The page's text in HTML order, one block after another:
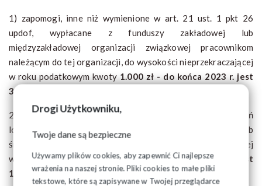
Drogi Użytkowniku,
Twoje dane są bezpieczne
Używamy plików cookies, aby zapewnić Ci najlepsze
wrażenia na naszej stronie. Pliki cookies to małe pliki
tekstowe, które są zapisywane w Twojej przeglądarce
1) zapomogi, inne niż wymienione w art. 21 ust. 1 pkt 26
updof, wypłacane z funduszy zakładowej lub
międzyzakładowej organizacji związkowej pracownikom
należącym do tej organizacji, do wysokości nieprzekraczającej
w roku podatkowym kwoty 1.000 zł - do końca 2023 r. jest
3000 zł
2) zapomogi otrzymane w przypadku indywidualnych zdarzeń
losowych, klęsk żywiołowych, długotrwałej choroby lub
śmierci z innych źródeł - do wysokości nieprzekraczającej
w roku podatkowym kwoty6.000 zł - do końca 2023 r. jest
10 000 zł